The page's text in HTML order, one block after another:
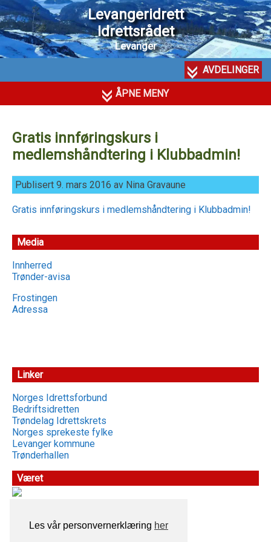
Les vår personvernerklæring her
Levangeridrett
Idrettsrådet
Levanger
AVDELINGER
ÅPNE MENY
Gratis innføringskurs i
medlemshåndtering i Klubbadmin!
Publisert 9. mars 2016 av Nina Gravaune
Gratis innføringskurs i medlemshåndtering i Klubbadmin!
Media
Innherred
Trønder-avisa
Frostingen
Adressa
Linker
Norges Idrettsforbund
Bedriftsidretten
Trøndelag Idrettskrets
Norges sprekeste fylke
Levanger kommune
Trønderhallen
Været